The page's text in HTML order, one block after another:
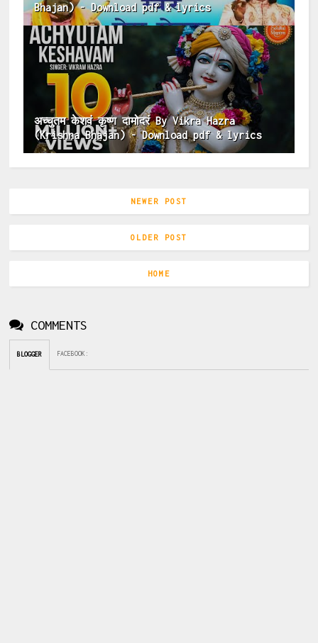
Bhajan) - Download pdf & lyrics
अच्चुतम केशवं कृष्ण दामोदरं By Vikra Hazra
(Krishna Bhajan) - Download pdf & lyrics
NEWER POST
OLDER POST
HOME
COMMENTS
BLOGGER FACEBOOK :